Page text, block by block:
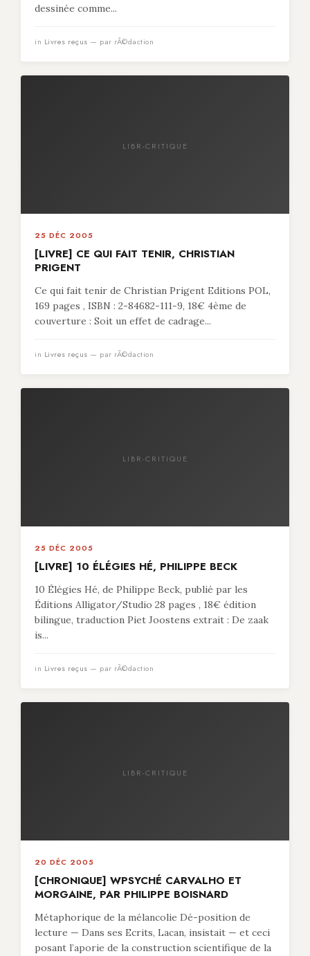
dessinée comme...
in Livres reçus — par rÃ©daction
LIBR-CRITIQUE
25 DÉC 2005
[LIVRE] CE QUI FAIT TENIR, CHRISTIAN
PRIGENT
Ce qui fait tenir de Christian Prigent Editions POL,
169 pages , ISBN : 2-84682-111-9, 18€ 4ème de
couverture : Soit un effet de cadrage...
in Livres reçus — par rÃ©daction
LIBR-CRITIQUE
25 DÉC 2005
[LIVRE] 10 ÉLÉGIES HÉ, PHILIPPE BECK
10 Élégies Hé, de Philippe Beck, publié par les
Éditions Alligator/Studio 28 pages , 18€ édition
bilingue, traduction Piet Joostens extrait : De zaak
is...
in Livres reçus — par rÃ©daction
LIBR-CRITIQUE
20 DÉC 2005
[CHRONIQUE] WPSYCHÉ CARVALHO ET
MORGAINE, PAR PHILIPPE BOISNARD
Métaphorique de la mélancolie Dé-position de
lecture — Dans ses Ecrits, Lacan, insistait — et ceci
posant l’aporie de la construction scientifique de la